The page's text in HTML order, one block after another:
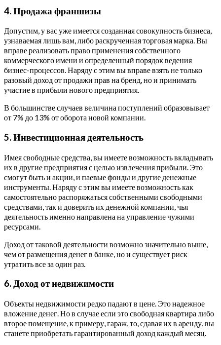
4. Продажа франшизы
Допустим, у вас уже имеется созданная совокупность бизнеса,
узнаваемая лишь вам, либо раскрученная торговая марка. Вы
вправе реализовать право применения собственного
коммерческого имени и определенный порядок ведения
бизнес-процессов. Наряду с этим вы вправе взять не только
разовый доход от продажи прав на бренд, но и принимать
участие в прибыли нового предприятия.
В большинстве случаев величина поступлений образовывает
от 7% до 13% от оборота новой компании.
5. Инвестиционная деятельность
Имея свободные средства, вы имеете возможность вкладывать
их в другие предприятия с целью извлечения прибыли. Это
смогут быть и акции, и паевые фонды и другие денежные
инструменты. Наряду с этим вы имеете возможность как
самостоятельно распоряжаться собственными свободными
средствами, так и доверить их денежной компании, чья
деятельность именно направлена на управление чужими
ресурсами.
Доход от таковой деятельности возможно значительно выше,
чем от размещения денег в банке, но и существует риск
утратить все за один раз.
6. Доход от недвижимости
Объекты недвижимости редко падают в цене. Это надежное
вложение денег. Но в случае если это свободная квартира либо
второе помещение, к примеру, гараж, то, сдавая их в аренду, вы
станете приобретать гарантированный доход каждый месяц.